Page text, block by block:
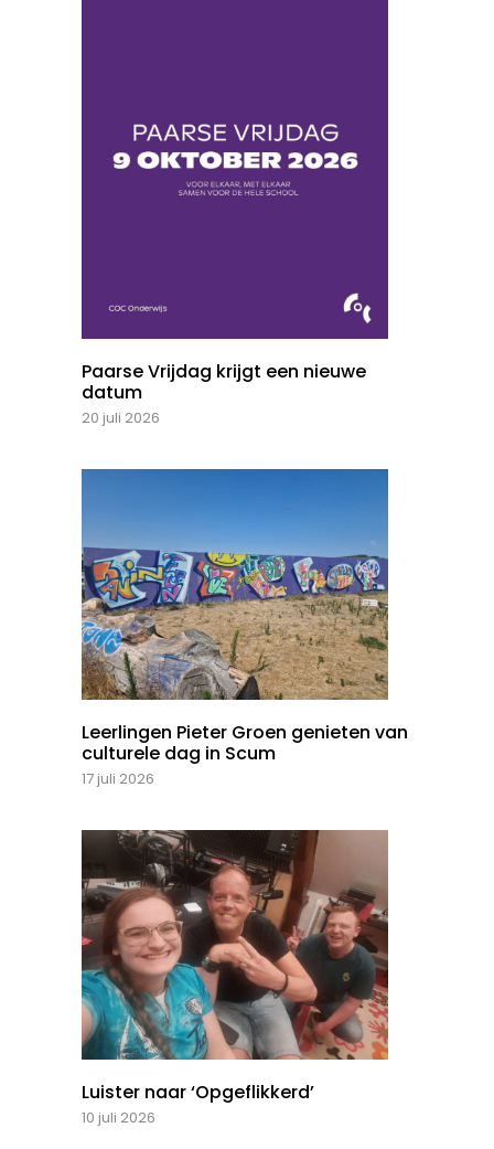
Paarse Vrijdag krijgt een nieuwe
datum
20 juli 2026
Leerlingen Pieter Groen genieten van
culturele dag in Scum
17 juli 2026
Luister naar ‘Opgeflikkerd’
10 juli 2026